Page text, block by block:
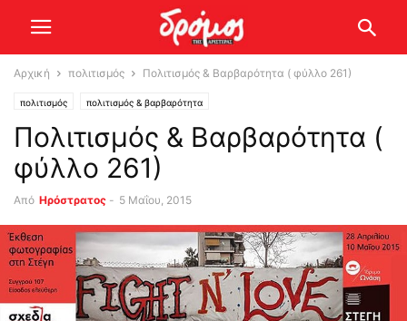
Αρχική πολιτισμός Πολιτισμός & Βαρβαρότητα ( φύλλο 261)
πολιτισμός πολιτισμός & βαρβαρότητα
Πολιτισμός & Βαρβαρότητα (
φύλλο 261)
Από Ηρόστρατος - 5 Μαΐου, 2015